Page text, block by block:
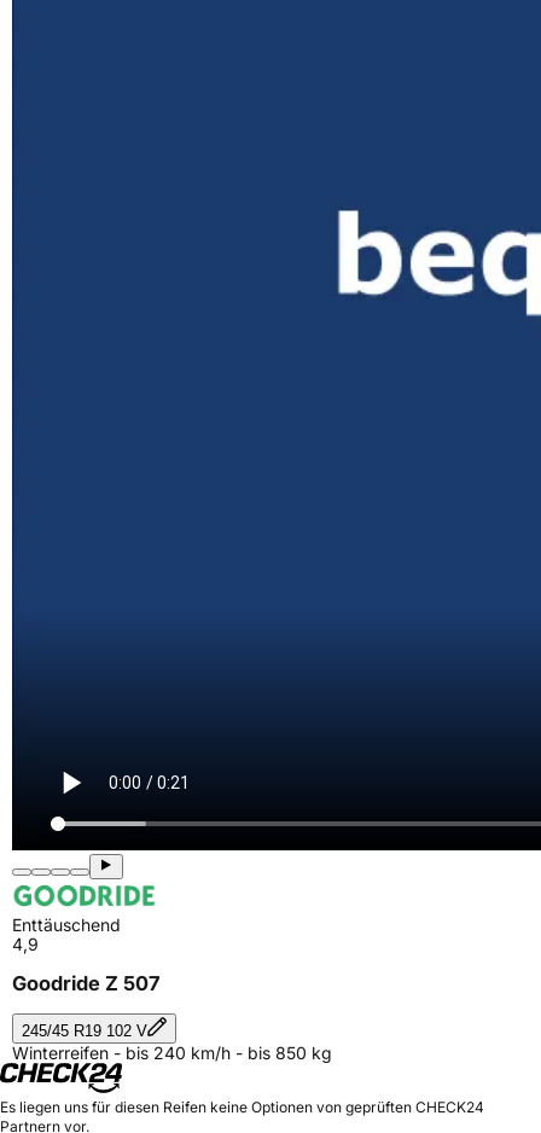
Enttäuschend
4,9
Goodride Z 507
245/45 R19 102 V
Winterreifen - bis 240 km/h - bis 850 kg
Es liegen uns für diesen Reifen keine Optionen von geprüften CHECK24
Partnern vor.